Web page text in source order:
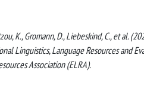
K., Gromann, D., Liebeskind, C., et al.
Linguistics, Language Resources and
Association (ELRA).